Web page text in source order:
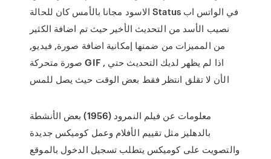
الاسود مجانا بالأمس كان للحالة Status في الواتس اب
نصيب الأسد من التحديث الأخير حيث تم اضافة الكثير
من المميزات من ضمنها إمكانية اضافة صورة, فيديو,
صورة متحركة GIF , اذا لم يظهر لديك التحديث حتي
الأن لا تقلق انتظر فقط بعض الوقت حيث يصل للمس
معلومات عن فيلم النمرود (1956) بعض الأنشطة
بالدهليز مثل تقييم الأفلام وعمل كوميكس جديدة
والتصويت على كوميكس يتطلب تسجيل الدخول بالموقع